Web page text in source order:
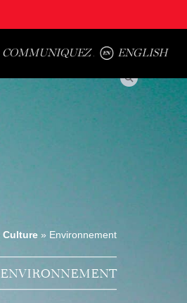
COMMUNIQUEZ AVEC NOUS
ENGLISH
Search
Culture» Environnement
ENVIRONNEMENT